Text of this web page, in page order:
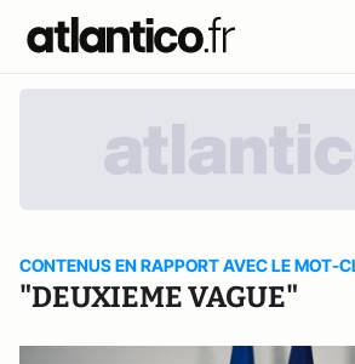
CONTENUS EN RAPPORT AVEC LE MOT-
"DEUXIEME VAGUE"